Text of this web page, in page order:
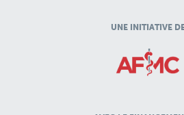
UNE INITIATIVE